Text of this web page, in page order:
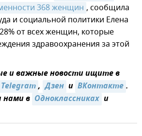
368 женщин , сообщила
и социальной политики Елена
от всех женщин, которые
здравоохранения за этой
и важные новости ищите в
Telegram, Дзен и ВКонтакте.
нами в Одноклассниках и